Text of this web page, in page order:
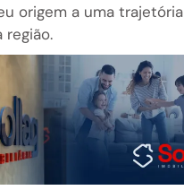
origem a uma trajetória